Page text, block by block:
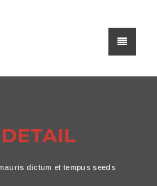
DETAIL
dictum et tempus seeds